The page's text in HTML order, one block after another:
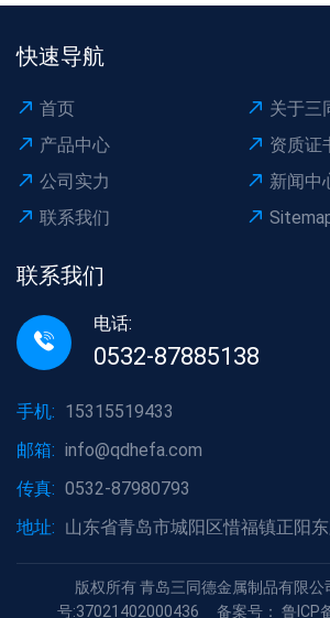
快速导航
首页
关于三
产品中心
资质证
公司实力
新闻中
联系我们
联系我们
电话:
0532-87885138
手机: 15315519433
邮箱: info@qdhefa.com
传真: 0532-87980793
地址: 山东省青岛市城阳区惜福镇正阳
版权所有 青岛三同德金属制品有限公
号:37021402000436
备案号： 鲁ICP